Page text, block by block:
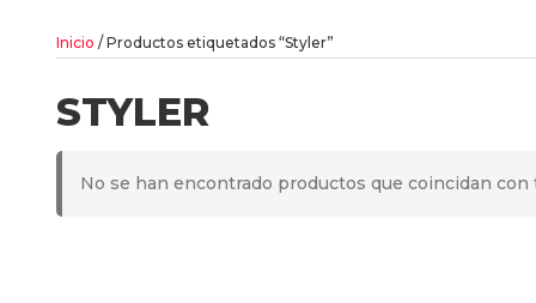
Inicio / Productos etiquetados “Styler”
STYLER
No se han encontrado productos que coincidan con